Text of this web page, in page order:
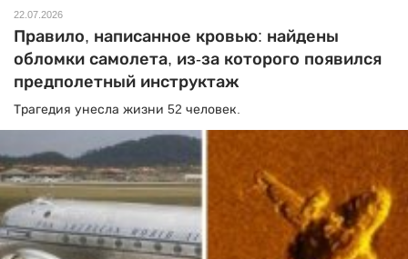
22.07.2026
Правило, написанное кровью: найдены
обломки самолета, из-за которого появился
предполетный инструктаж
Трагедия унесла жизни 52 человек.